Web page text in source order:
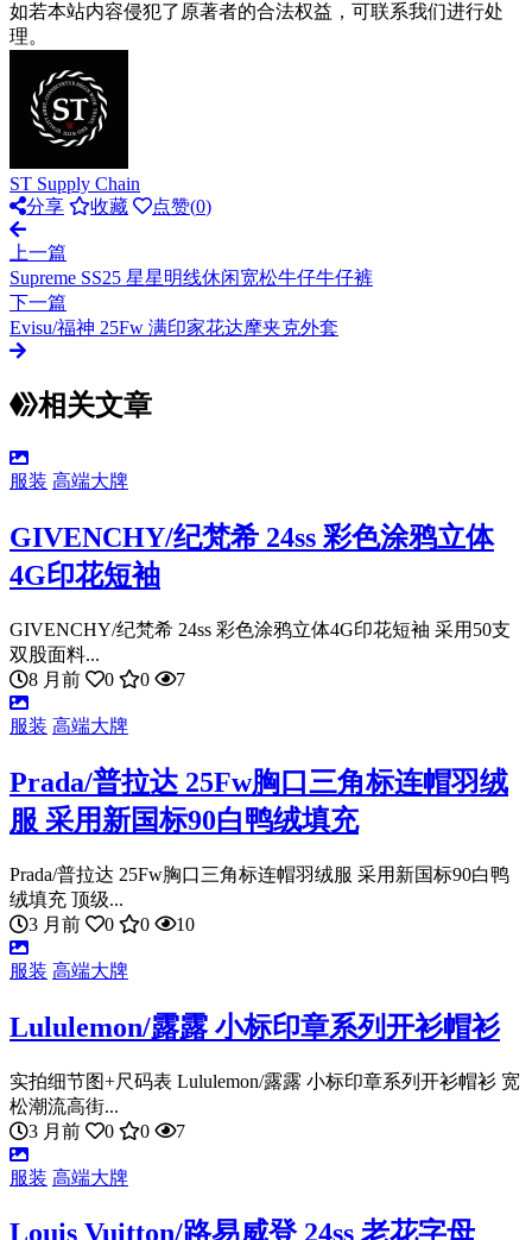
如若本站内容侵犯了原著者的合法权益，可联系我们进行处
理。
ST Supply Chain
分享
收藏 点赞(0)
上一篇
Supreme SS25 星星明线休闲宽松牛仔牛仔裤
下一篇
Evisu/福神 25Fw 满印家花达摩夹克外套
相关文章
服装 高端大牌
GIVENCHY/纪梵希 24ss 彩色涂鸦立体
4G印花短袖
GIVENCHY/纪梵希 24ss 彩色涂鸦立体4G印花短袖 采用50支
双股面料...
8 月前
0 0 7
服装 高端大牌
Prada/普拉达 25Fw胸口三角标连帽羽绒
服 采用新国标90白鸭绒填充
Prada/普拉达 25Fw胸口三角标连帽羽绒服 采用新国标90白鸭
绒填充 顶级...
3 月前
0 0 10
服装 高端大牌
Lululemon/露露 小标印章系列开衫帽衫
实拍细节图+尺码表 Lululemon/露露 小标印章系列开衫帽衫 宽
松潮流高街...
3 月前
0 0 7
服装 高端大牌
Louis Vuitton/路易威登 24ss 老花字母